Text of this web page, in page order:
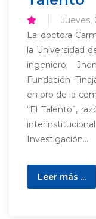
Jueves,
La doctora
la Universidad
ingeniero
Fundación
en pro de la
“El Talento”,
Investigación...
Leer más ...